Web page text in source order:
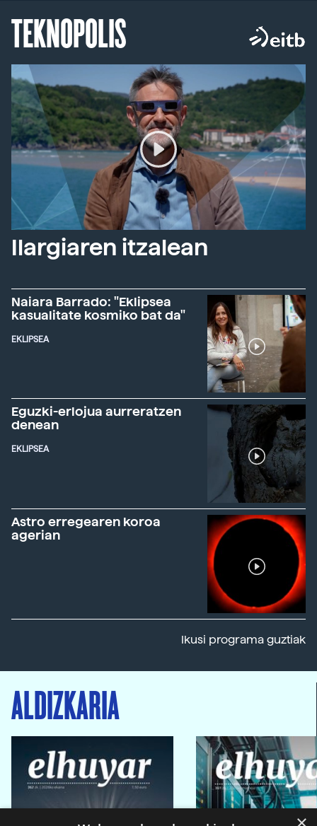
TEKNOPOLIS
Ilargiaren itzalean
Naiara Barrado: "Eklipsea
kasualitate kosmiko bat da"
EKLIPSEA
Eguzki-erlojua aurreratzen
denean
EKLIPSEA
Astro erregearen koroa
agerian
Ikusi programa guztiak
ALDIZKARIA